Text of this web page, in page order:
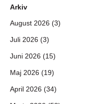
Arkiv
August 2026 (3)
Juli 2026 (3)
Juni 2026 (15)
Maj 2026 (19)
April 2026 (34)